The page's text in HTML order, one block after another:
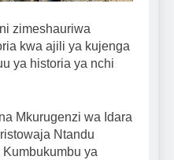
zimeshauriwa
kwa ajili ya kujenga
ya historia ya nchi
Mkurugenzi wa Idara
Ntandu
ya